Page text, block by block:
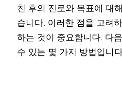
친 후의 진로와 목표에 대
습니다. 이러한 점을 고려
하는 것이 중요합니다. 다
수 있는 몇 가지 방법입니